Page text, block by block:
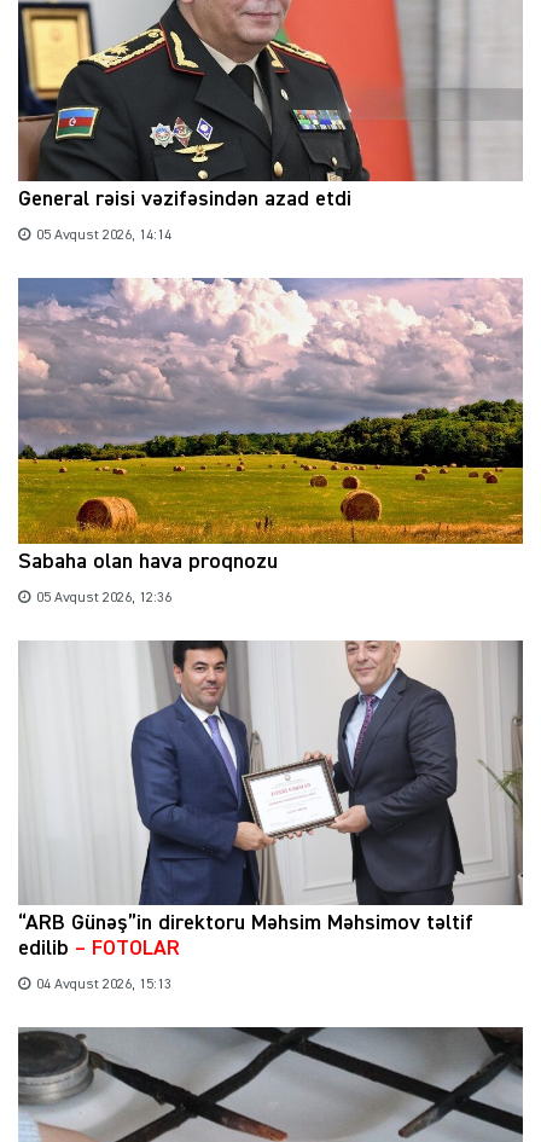
General rəisi vəzifəsindən azad etdi
05 Avqust 2026, 14:14
Sabaha olan hava proqnozu
05 Avqust 2026, 12:36
“ARB Günəş”in direktoru Məhsim Məhsimov təltif
edilib – FOTOLAR
04 Avqust 2026, 15:13